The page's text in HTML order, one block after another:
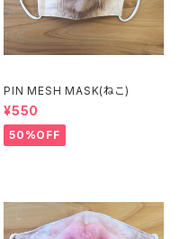
PIN MESH MASK(ねこ)
¥550
50%OFF